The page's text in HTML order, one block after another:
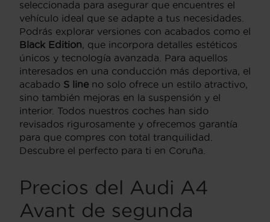
seleccionada para asegurar que encuentres el
vehículo ideal que se adapte a tus necesidades.
Podrás explorar versiones con acabados como el
Black Edition, que incorpora detalles estéticos
únicos y tecnología avanzada. Para aquellos
interesados en una conducción más deportiva, el
acabado S line no solo ofrece un estilo atractivo,
sino también mejoras en la suspensión y el
interior. Todos nuestros coches han sido
revisados rigurosamente y ofrecemos garantía
para que compres con total tranquilidad.
Descubre el perfecto para ti en Coruña.
Precios del Audi A4
Avant de segunda